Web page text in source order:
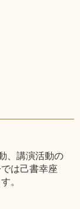
、講演活動の
は己書幸座
。